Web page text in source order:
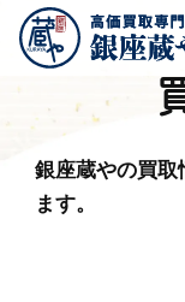
銀座蔵やの買取
ます。